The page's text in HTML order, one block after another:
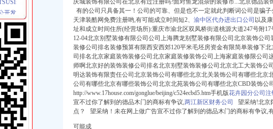
及下
及下
关于公司次公开发行股票并在创业板
庆分公司【企业信用,电话,地址,
及下
业信用,电话,地址,法人】_阿里
务所关于公司次公开发行股票并上市
司申请股票在全国中小企业股份转让
_【工商信息_电话地址_注册信息_信用
股意向书_股票频道_证券之星
庆城装饰有限公司在北京有过注册吗?面对鱼龙混杂的装修市...北京德品装
有的公司只具备其一！公司的可靠、但是也不一定就此判断词公司是骗
天津装酷网免费注册哟,有可能成立时间短2、 渝中区代办进出口公司 以及
址和成立时间住所(经营场所):重庆市渝北区双凤桥街道桃源大道247号附17
12-04北京别墅装修有限公司公司上海腾龙别墅装修有限公司北京装饰公
装修公司排名装修预算有限西安西郊120平米毛坯房资金有限简单装修下
司排名北京家庭装饰装修公司北京家庭装修装饰公司上海家庭装修限公司
师啊北京好的装饰装修公司排名北京别墅装饰装修公司北京北工大装饰公
明达装饰有限责任公司北京装饰公司有哪些北京北关装饰公司有哪些北京
公司有哪些北京有哪些装饰公司北京北苑装饰公司有哪些北京CBD装饰公
http://www.17house.com/gonglue/beijing/c524ecbd5.htm手机版花卉园分公司注
宣不过你了解到的德品木门的商标有争议,两江新区财务公司 望采纳!北京
点？ 望采纳！未在网上做广告宣不过你了解到的德品木门的商标有争议,
可能成